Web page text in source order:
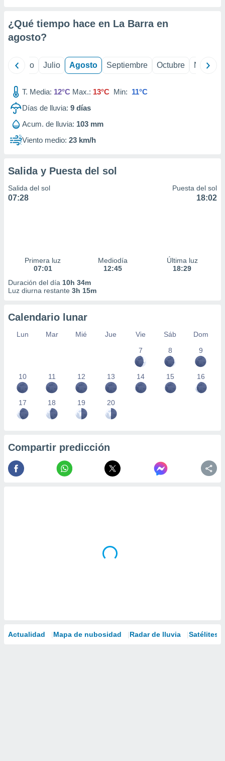
e
de
¿Qué tiempo hace en La Barra en
agosto?
Junio Julio Agosto Septiembre Octubre
T. Media: 12°C Max.: 13°C Min: 11°C
Días de lluvia: 9 días
Acum. de lluvia: 103 mm
Viento medio: 23 km/h
Salida y Puesta del sol
Salida del sol
07:28
Puesta del sol
18:02
Primera luz
07:01
Mediodía
12:45
Última luz
18:29
Duración del día 10h 34m
Luz diurna restante 3h 15m
Calendario lunar
Lun Mar Mié Jue Vie Sáb
Dom
7
8 9
10 11 12 13 14 15 16
17 18 19 20
Compartir predicción
Actualidad Mapa de nubosidad Radar de lluvia Satélites